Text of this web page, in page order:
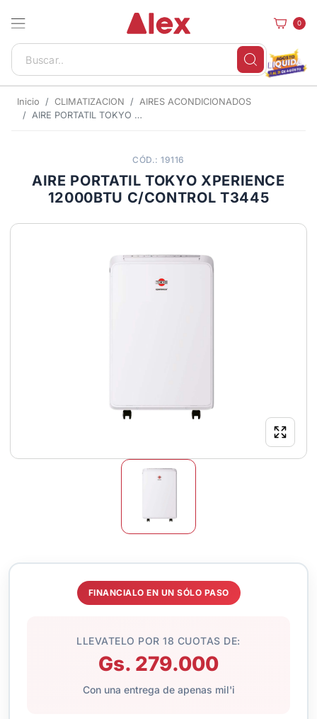
0
Inicio CLIMATIZACION
AIRES ACONDICIONADOS
AIRE PORTATIL TOKYO XPERIENCE 12000BTU C/CONTROL T3445
CÓD.: 19116
AIRE PORTATIL TOKYO XPERIENCE
12000BTU C/CONTROL T3445
FINANCIALO EN UN SÓLO PASO
LLEVATELO POR 18 CUOTAS DE:
Gs. 279.000
Con una entrega de apenas mil'i